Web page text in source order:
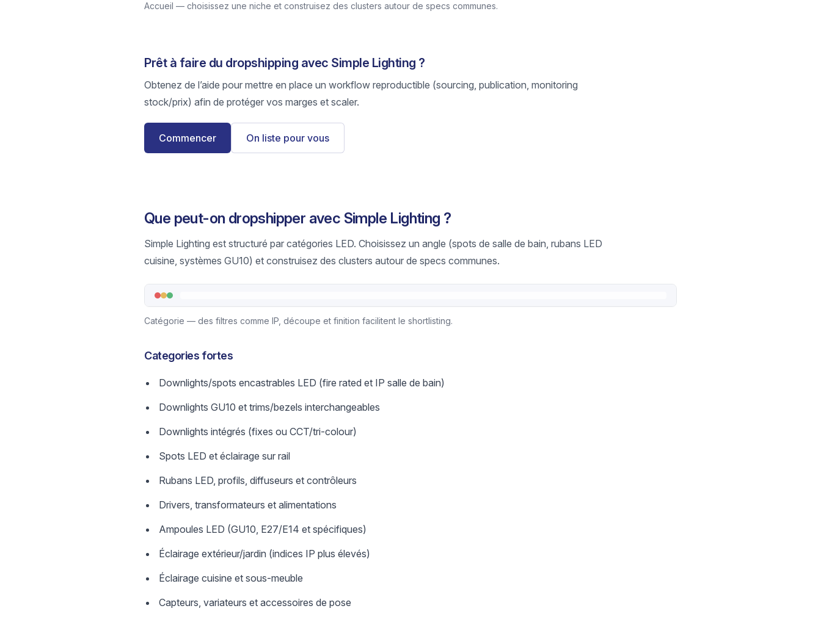
Accueil — choisissez une niche et construisez des clusters autour de specs communes.
Prêt à faire du dropshipping avec Simple Lighting ?
Obtenez de l’aide pour mettre en place un workflow reproductible (sourcing, publication, monitoring
stock/prix) afin de protéger vos marges et scaler.
Commencer On liste pour vous
Que peut-on dropshipper avec Simple Lighting ?
Simple Lighting est structuré par catégories LED. Choisissez un angle (spots de salle de bain, rubans LED
cuisine, systèmes GU10) et construisez des clusters autour de specs communes.
Catégorie — des filtres comme IP, découpe et finition facilitent le shortlisting.
Categories fortes
Downlights/spots encastrables LED (fire rated et IP salle de bain)
Downlights GU10 et trims/bezels interchangeables
Downlights intégrés (fixes ou CCT/tri-colour)
Spots LED et éclairage sur rail
Rubans LED, profils, diffuseurs et contrôleurs
Drivers, transformateurs et alimentations
Ampoules LED (GU10, E27/E14 et spécifiques)
Éclairage extérieur/jardin (indices IP plus élevés)
Éclairage cuisine et sous-meuble
Capteurs, variateurs et accessoires de pose